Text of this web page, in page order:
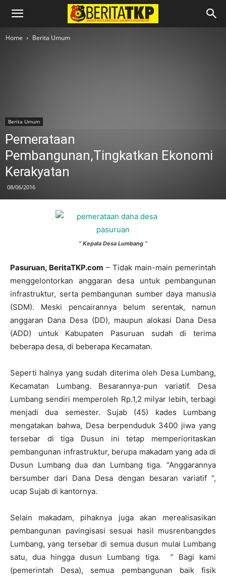
Home Berita Umum
Berita Umum
Pemerataan
Pembangunan,Tingkatkan Ekonomi
Kerakyatan
08/06/2016
” Kepala Desa Lumbang “
Pasuruan, BeritaTKP.com – Tidak main-main pemerintah
menggelontorkan anggaran desa untuk pembangunan
infrastruktur, serta pembangunan sumber daya manusia
(SDM). Meski pencairannya belum serentak, namun
anggaran Dana Desa (DD), maupun alokasi Dana Desa
(ADD) untuk Kabupaten Pasuruan sudah di terima
beberapa desa, di beberapa Kecamatan.
Seperti halnya yang sudah diterima oleh Desa Lumbang,
Kecamatan Lumbang. Besarannya-pun variatif. Desa
Lumbang sendiri memperoleh Rp.1,2 milyar lebih, terbagi
menjadi dua semester. Sujab (45) kades Lumbang
mengatakan bahwa, Desa berpenduduk 3400 jiwa yang
tersebar di tiga Dusun ini tetap memperioritaskan
pembangunan infrastruktur, berupa makadam yang ada di
Dusun Lumbang dua dan Lumbang tiga. “Anggarannya
bersumber dari Dana Desa dengan besaran variatif “,
ucap Sujab di kantornya.
Selain makadam, pihaknya juga akan merealisasikan
pembangunan pavingisasi sesuai hasil musrenbangdes
Lumbang, yang tersebar di semua dusun mulai Lumbang
satu, dua hingga dusun Lumbang tiga. ” Bagi kami
(pemerintah Desa), semua pembangunan baik fisik